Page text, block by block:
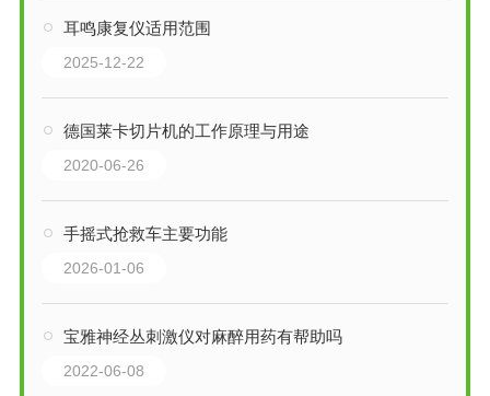
耳鸣康复仪适用范围
2025-12-22
德国莱卡切片机的工作原理与用途
2020-06-26
手摇式抢救车主要功能
2026-01-06
宝雅神经丛刺激仪对麻醉用药有帮助吗
2022-06-08